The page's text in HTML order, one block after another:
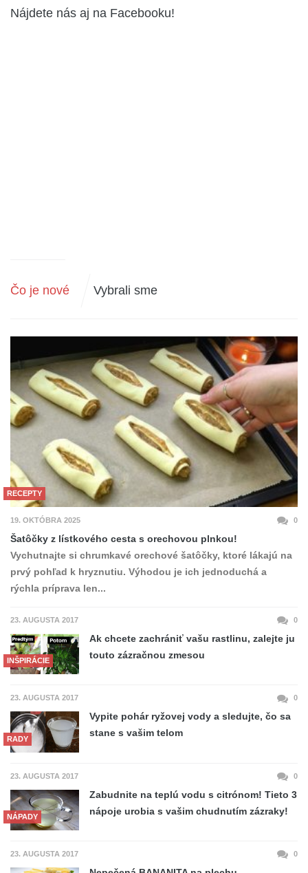
Nájdete nás aj na Facebooku!
Čo je nové Vybrali sme
RECEPTY
19. OKTÓBRA 2025 0
Šatôčky z lístkového cesta s orechovou plnkou!
Vychutnajte si chrumkavé orechové šatôčky, ktoré lákajú na
prvý pohľad k hryznutiu. Výhodou je ich jednoduchá a
rýchla príprava len...
23. AUGUSTA 2017 0
INŠPIRÁCIE
Ak chcete zachrániť vašu rastlinu, zalejte ju
touto zázračnou zmesou
23. AUGUSTA 2017 0
RADY
Vypite pohár ryžovej vody a sledujte, čo sa
stane s vašim telom
23. AUGUSTA 2017 0
NÁPADY
Zabudnite na teplú vodu s citrónom! Tieto 3
nápoje urobia s vašim chudnutím zázraky!
23. AUGUSTA 2017 0